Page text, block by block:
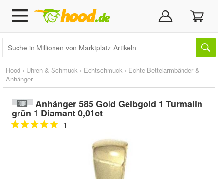
Hood › Uhren & Schmuck › Echtschmuck › Echte Bettelarmbänder &
Anhänger
Anhänger 585 Gold Gelbgold 1 Turmalin
grün 1 Diamant 0,01ct
1